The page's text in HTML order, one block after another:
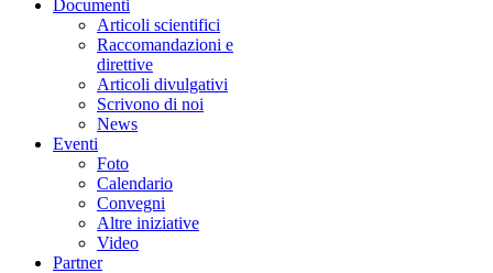
Documenti
Articoli scientifici
Raccomandazioni e
direttive
Articoli divulgativi
Scrivono di noi
News
Eventi
Foto
Calendario
Convegni
Altre iniziative
Video
Partner